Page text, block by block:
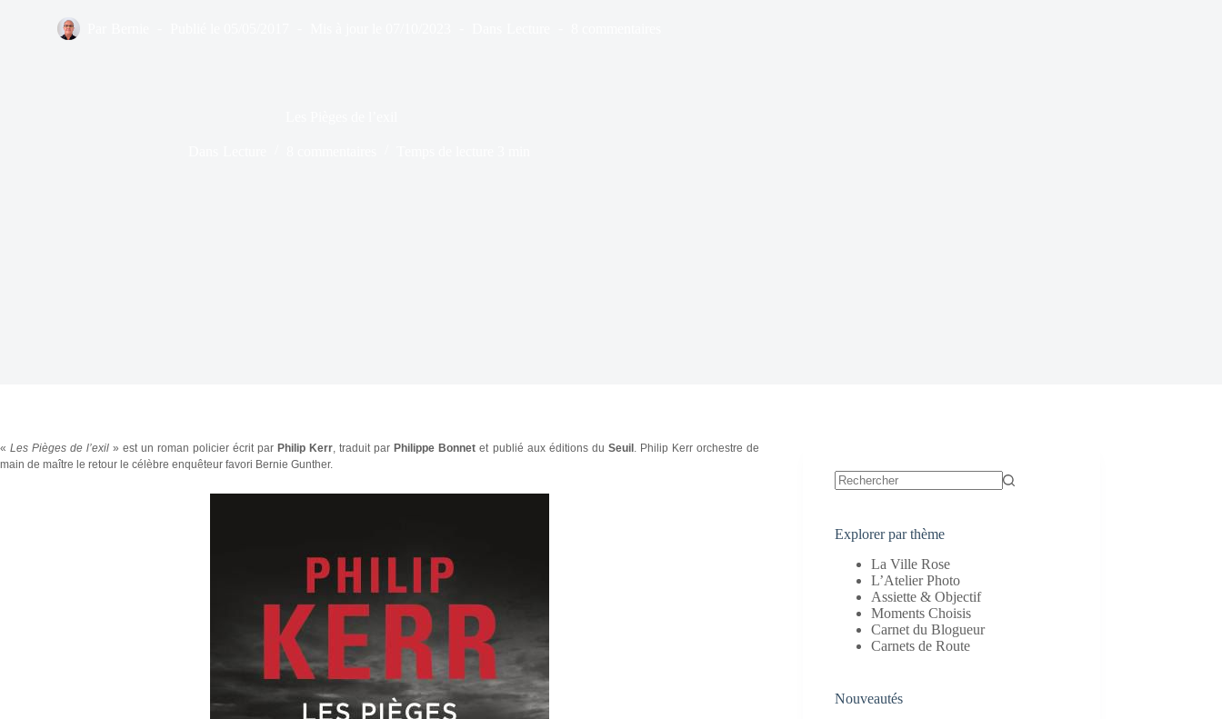
«Les Pièges de l’exil » est un roman policier écrit par Philip Kerr, traduit par Philippe Bonnet et publié aux éditions du Seuil . Philip Kerr orchestre de
main de maître le retour le célèbre enquêteur favori Bernie Gunther.
Explorer par thème
La Ville Rose
L’Atelier Photo
Assiette & Objectif
Moments Choisis
Carnet du Blogueur
Carnets de Route
Nouveautés